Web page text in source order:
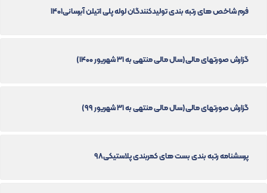
فرم شاخص های رتبه بندی تولیدکنندگان لوله پلی اتیلن آبرسانی1401
گزارش صورتهای مالی(سال مالی منتهی به ۳۱ شهریور ۱۴۰۰)
گزارش صورتهای مالی(سال مالی منتهی به ۳۱ شهریور ۹۹)
پرسشنامه رتبه بندی بست های کمربندی پلاستیکی98